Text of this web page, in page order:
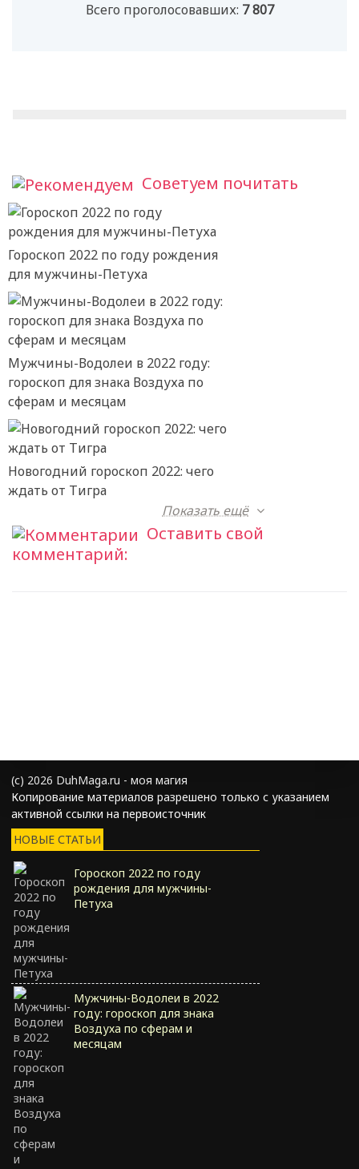
Всего проголосовавших: 7 807
Советуем почитать
Гороскоп 2022 по году рождения
для мужчины-Петуха
Мужчины-Водолеи в 2022 году:
гороскоп для знака Воздуха по
сферам и месяцам
Новогодний гороскоп 2022: чего
ждать от Тигра
Показать ещё
Оставить свой
комментарий:
(с) 2026 DuhMaga.ru - моя магия
Копирование материалов разрешено только с указанием
активной ссылки на первоисточник
НОВЫЕ СТАТЬИ
Гороскоп 2022 по году
рождения для мужчины-
Петуха
Мужчины-Водолеи в 2022
году: гороскоп для знака
Воздуха по сферам и
месяцам